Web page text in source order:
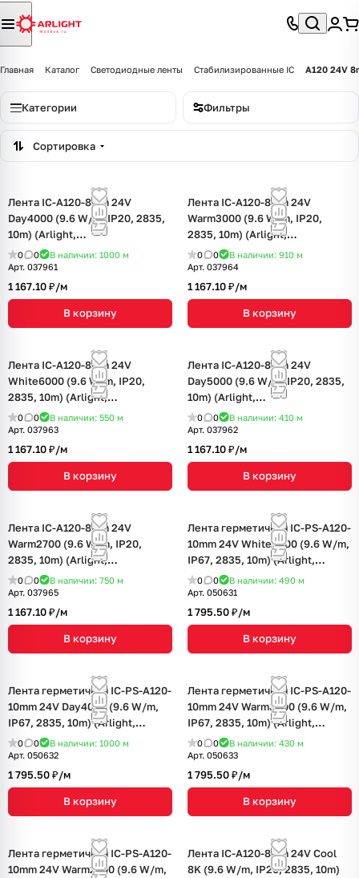
Главная Каталог Светодиодные ленты Стабилизированные IC A120 24V
Категории Фильтры
Сортировка
Лента IC-A120-8mm 24V
Day4000 (9.6 W/m, IP20, 2835,
10m) (Arlight,
стабилизированная)
0 0 В наличии: 1000 м
Арт. 037961
1 167.10 ₽/м
В корзину
Лента IC-A120-8mm 24V
Warm3000 (9.6 W/m, IP20,
2835, 10m) (Arlight,
стабилизированная)
0 0 В наличии: 910 м
Арт. 037964
1 167.10 ₽/м
В корзину
Лента IC-A120-8mm 24V
White6000 (9.6 W/m, IP20,
2835, 10m) (Arlight,
стабилизированная)
0 0 В наличии: 550 м
Арт. 037963
1 167.10 ₽/м
В корзину
Лента IC-A120-8mm 24V
Day5000 (9.6 W/m, IP20, 2835,
10m) (Arlight,
стабилизированная)
0 0 В наличии: 410 м
Арт. 037962
1 167.10 ₽/м
В корзину
Лента IC-A120-8mm 24V
Warm2700 (9.6 W/m, IP20,
2835, 10m) (Arlight,
стабилизированная)
0 0 В наличии: 750 м
Арт. 037965
1 167.10 ₽/м
В корзину
Лента герметичная IC-PS-A120-
10mm 24V White6000 (9.6 W/m,
IP67, 2835, 10m) (Arlight,
стабилизированная)
0 0 В наличии: 490 м
Арт. 050631
1 795.50 ₽/м
В корзину
Лента герметичная IC-PS-A120-
10mm 24V Day4000 (9.6 W/m,
IP67, 2835, 10m) (Arlight,
стабилизированная)
0 0 В наличии: 1000 м
Арт. 050632
1 795.50 ₽/м
В корзину
Лента герметичная IC-PS-A120-
10mm 24V Warm3000 (9.6 W/m,
IP67, 2835, 10m) (Arlight,
стабилизированная)
0 0 В наличии: 430 м
Арт. 050633
1 795.50 ₽/м
В корзину
Лента герметичная IC-PS-A120-
10mm 24V Warm2700 (9.6 W/m,
Лента IC-A120-8mm 24V Cool
8K (9.6 W/m, IP20, 2835, 10m)